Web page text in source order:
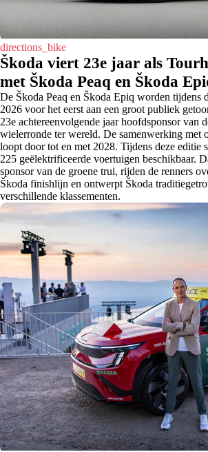
directions_bike
Škoda viert 23e jaar als
met Škoda Peaq en Škoda
De Škoda Peaq en Škoda Epiq worden tijdens
2026 voor het eerst aan een groot publiek
23e achtereenvolgende jaar hoofdsponsor van
wielerronde ter wereld. De samenwerking met
loopt door tot en met 2028. Tijdens deze editie
225 geëlektrificeerde voertuigen beschikbaar.
sponsor van de groene trui, rijden de renners
Škoda finishlijn en ontwerpt Škoda
verschillende klassementen.